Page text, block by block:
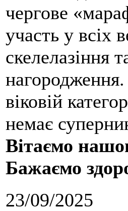
чергове
участь у всіх
скелелазіння
віковій
немає
Вітаємо
Бажаємо
23/09/2025